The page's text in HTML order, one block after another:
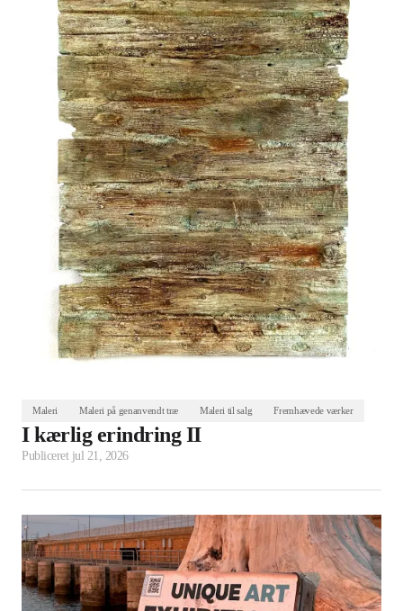
Maleri Maleri på genanvendt træ Maleri til salg Fremhævede værker
I kærlig erindring II
Publiceret jul 21, 2026